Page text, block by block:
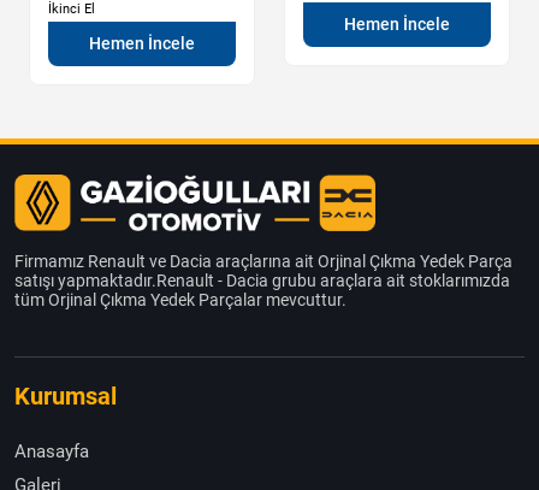
İkinci El
Hemen İncele
Hemen İncele
Firmamız Renault ve Dacia araçlarına ait Orjinal Çıkma Yedek Parça
satışı yapmaktadır.Renault - Dacia grubu araçlara ait stoklarımızda
tüm Orjinal Çıkma Yedek Parçalar mevcuttur.
Kurumsal
Anasayfa
Galeri